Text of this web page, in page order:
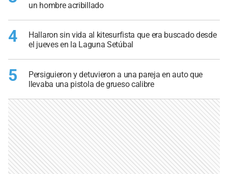
un hombre acribillado
4
Hallaron sin vida al kitesurfista que era buscado desde
el jueves en la Laguna Setúbal
5
Persiguieron y detuvieron a una pareja en auto que
llevaba una pistola de grueso calibre